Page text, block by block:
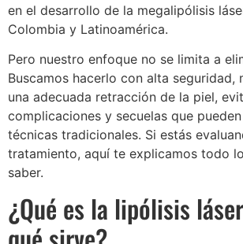
en el desarrollo de la megalipólisis
Colombia y Latinoamérica.
Pero nuestro enfoque no se limita a
Buscamos hacerlo con alta seguridad,
una adecuada retracción de la piel,
complicaciones y secuelas que
técnicas tradicionales. Si estás
tratamiento, aquí te explicamos todo
saber.
¿Qué es la lipólisis